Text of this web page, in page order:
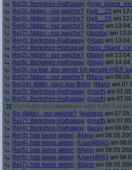
Re(3): Berkshire-Hathaway (
Re(3): Aktien - nur welche? (seti__23 am
Re(4): Aktien - nur welche? (seti__23 am
Re(6): Aktien - nur welche? (Major am
Re(7): Aktien - nur welche? (ducduc am
Re(4): Berkshire-Hathaway (Hoqq am
Re(5): Berkshire-Hathaway (
Re(2): Aktien - nur welche? (Major am
Re(6): Berkshire-Hathaway (Hoqq am
Re(3): na klar, das werde ich gerade HIER
Re(2): Aktien - nur welche? (Major am
Re(24): BWin, ganz klar BWin (Major am
Re(3): Berkshire-Hathaway (josefh am
Re(5): Berkshire-Hathaway (josefh am
Vom Autor zurückgezogen oder Autor hat
Re: Aktien - nur welche? (eumega am
Re(7): Berkshire-Hathaway (josefh am
Re(4): Berkshire-Hathaway (tucay am
Re(3): hab keine aktien (Major am
Re(4): hab keine aktien (User48043 am
Re(5): hab keine aktien (Major am
Re(6): hab keine aktien (User48043 am
Re(7): hab keine aktien (Major am